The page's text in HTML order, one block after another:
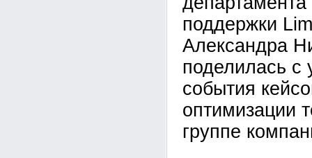
поддержки
Александра
поделилась с
события
оптимизации
группе